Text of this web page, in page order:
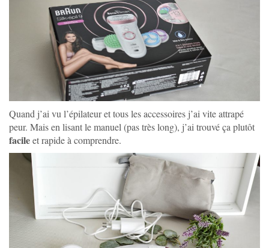
Quand j’ai vu l’épilateur et tous les accessoires j’ai vite attrapé
peur. Mais en lisant le manuel (pas très long), j’ai trouvé ça plutôt
facileet rapide à comprendre.